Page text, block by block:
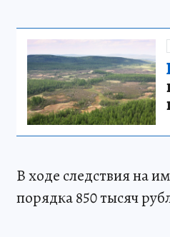
В ходе следствия на
порядка 850 тысяч